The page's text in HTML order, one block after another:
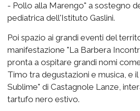
- Pollo alla Marengo" a sostegno
pediatrica dell'Istituto Gaslini.
Poi spazio ai grandi eventi del
manifestazione "La Barbera
pronta a ospitare grandi nomi
Timo tra degustazioni e musica, e
Sublime" di Castagnole Lanze,
tartufo nero estivo.